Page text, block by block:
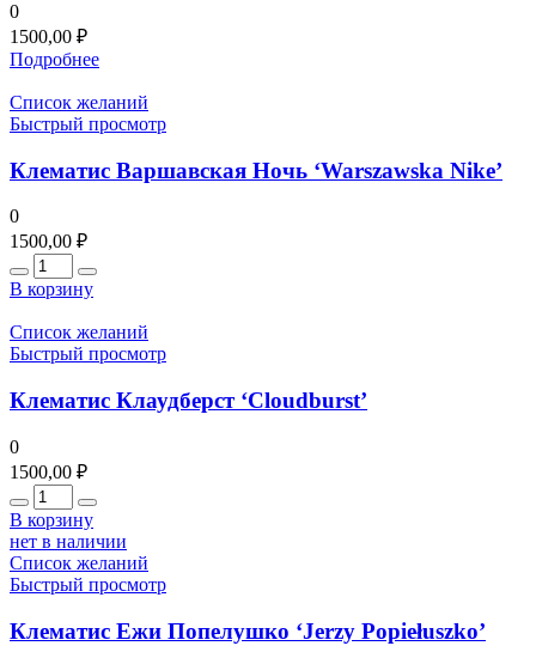
0
1500,00 ₽
Подробнее
Список желаний
Быстрый просмотр
Клематис Варшавская Ночь ‘Warszawska Nike’
0
1500,00 ₽
Количество
В корзину
Список желаний
Быстрый просмотр
Клематис Клаудберст ‘Cloudburst’
0
1500,00 ₽
Количество
В корзину
нет в наличии
Список желаний
Быстрый просмотр
Клематис Ежи Попелушко ‘Jerzy Popiełuszko’